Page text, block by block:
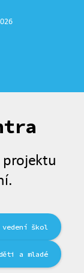
projektu
vedení škol
a mladé